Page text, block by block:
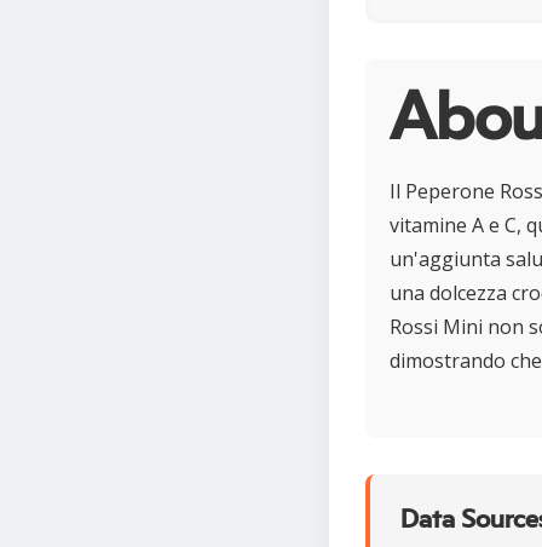
Il Peperone
vitamine A e C,
un'aggiunta
una dolcezza
Rossi Mini non
dimostrando
Data